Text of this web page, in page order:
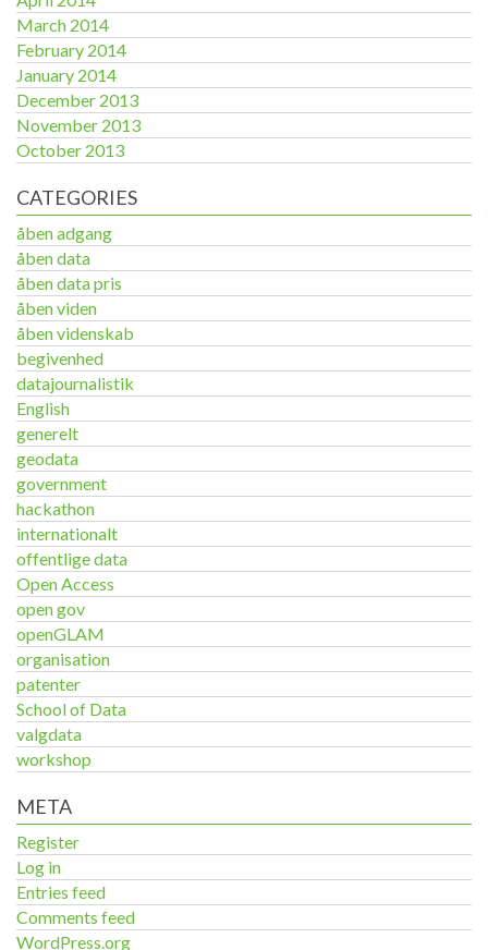
March 2014
February 2014
January 2014
December 2013
November 2013
October 2013
CATEGORIES
åben adgang
åben data
åben data pris
åben viden
åben videnskab
begivenhed
datajournalistik
English
generelt
geodata
government
hackathon
internationalt
offentlige data
Open Access
open gov
openGLAM
organisation
patenter
School of Data
valgdata
workshop
META
Register
Log in
Entries feed
Comments feed
WordPress.org